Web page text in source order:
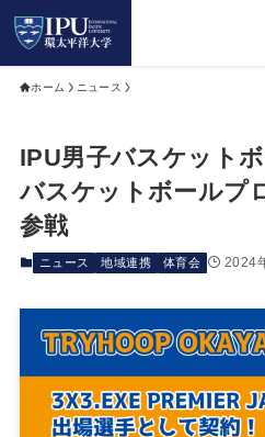
ホーム ニュース
IPU男子バスケット
バスケットボールプ
参戦
ニュース 地域連携 体育会 2024